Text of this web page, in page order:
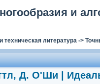
и
техническая литература->
Д. О'Ши |